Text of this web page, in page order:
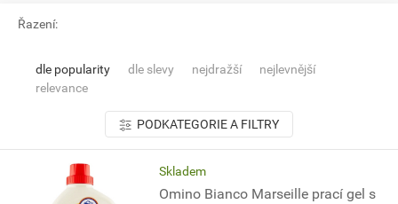
Řazení:
dle popularity dle slevy nejdražší
nejlevnější
relevance
PODKATEGORIE A FILTRY
Skladem
Omino Bianco Marseille prací gel s